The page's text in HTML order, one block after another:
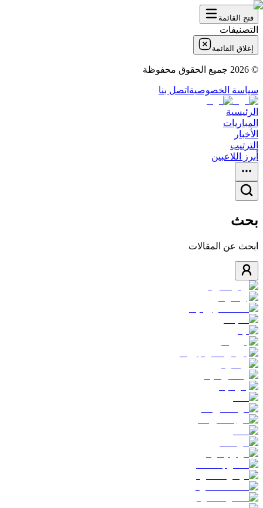
فتح القائمة
التصنيفات
إغلاق القائمة
©
2026 جميع الحقوق محفوظة
سياسة الخصوصية اتصل بنا
الرئيسية
المباريات
الأخبار
الترتيب
أبرز اللاعبين
بحث
ابحث عن المقالات